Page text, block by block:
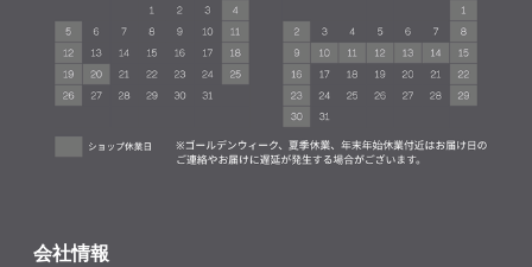
会社情報